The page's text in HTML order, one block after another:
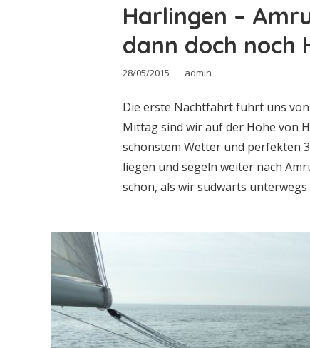
Harlingen –
dann doch noch
28/05/2015 admin
Die erste Nachtfahrt führt uns
Mittag sind wir auf der Höhe von
schönstem Wetter und perfekten
liegen und segeln weiter nach
schön, als wir südwärts